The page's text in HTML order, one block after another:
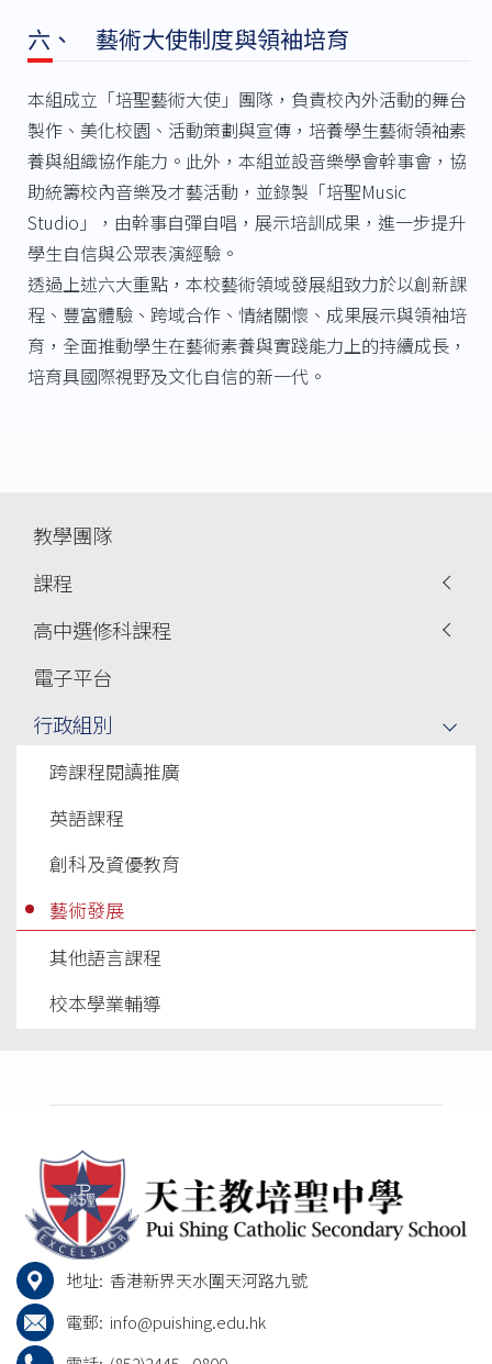
六、 藝術大使制度與領袖培育
本組成立「培聖藝術大使」團隊，負責校內外活動的舞台
製作、美化校園、活動策劃與宣傳，培養學生藝術領袖素
養與組織協作能力。此外，本組並設音樂學會幹事會，協
助統籌校內音樂及才藝活動，並錄製「培聖Music
Studio」，由幹事自彈自唱，展示培訓成果，進一步提升
學生自信與公眾表演經驗。
透過上述六大重點，本校藝術領域發展組致力於以創新課
程、豐富體驗、跨域合作、情緒關懷、成果展示與領袖培
育，全面推動學生在藝術素養與實踐能力上的持續成長，
培育具國際視野及文化自信的新一代。
navigation
教學團隊
課程
高中選修科課程
電子平台
行政組別
跨課程閱讀推廣
英語課程
創科及資優教育
藝術發展
其他語言課程
校本學業輔導
地址: 香港新界天水圍天河路九號
電郵: info@puishing.edu.hk